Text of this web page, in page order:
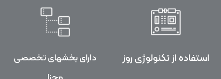
استفاده از تکنولوژی روز
دارای بخشهای تخصصی